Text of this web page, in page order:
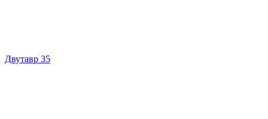
Двутавр 35